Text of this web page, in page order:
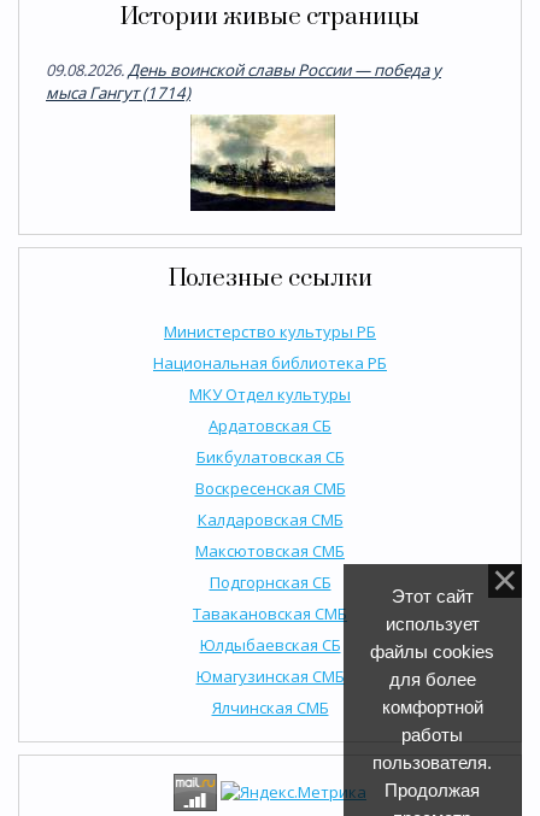
Истории живые страницы
09.08.2026.День воинской славы России — победа у
мыса Гангут (1714)
Полезные ссылки
Министерство культуры РБ
Национальная библиотека РБ
МКУ Отдел культуры
Ардатовская СБ
Бикбулатовская СБ
Воскресенская СМБ
Калдаровская СМБ
Максютовская СМБ
Подгорнская СБ
Тавакановская СМБ
Юлдыбаевская СБ
Юмагузинская СМБ
Ялчинская СМБ
Этот сайт
использует
файлы cookies
для более
комфортной
работы
пользователя.
Продолжая